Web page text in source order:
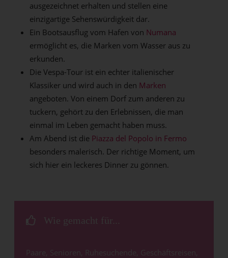
ausgezeichnet erhalten und stellen eine
einzigartige Sehenswürdigkeit dar.
Ein Bootsausflug vom Hafen von Numana
ermöglicht es, die Marken vom Wasser aus zu
erkunden.
Die Vespa-Tour ist ein echter italienischer
Klassiker und wird auch in den Marken
angeboten. Von einem Dorf zum anderen zu
tuckern, gehört zu den Erlebnissen, die man
einmal im Leben gemacht haben muss.
Am Abend ist die Piazza del Popolo in Fermo
besonders malerisch. Der richtige Moment, um
sich hier ein leckeres Dinner zu gönnen.
Wie gemacht für...
Paare, Senioren, Ruhesuchende, Geschäftsreisen,